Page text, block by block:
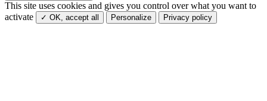
This site uses cookies and gives you control over what you want to
activate
✓ OK, accept all Personalize Privacy policy